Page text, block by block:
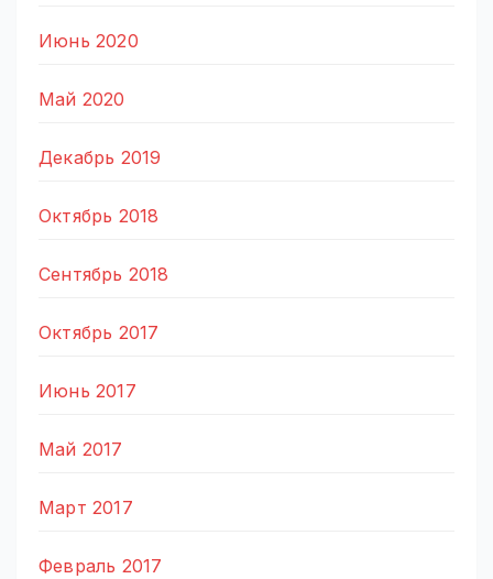
Июнь 2020
Май 2020
Декабрь 2019
Октябрь 2018
Сентябрь 2018
Октябрь 2017
Июнь 2017
Май 2017
Март 2017
Февраль 2017